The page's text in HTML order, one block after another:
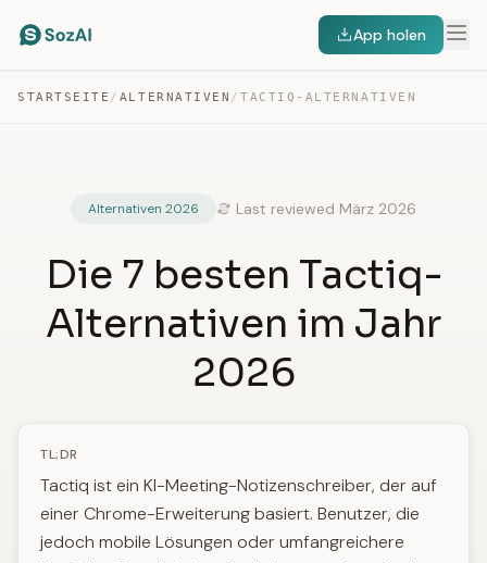
App holen
STARTSEITE / ALTERNATIVEN / TACTIQ-ALTERNATIVEN
Alternativen 2026 Last reviewed März 2026
Die 7 besten Tactiq-
Alternativen im Jahr
2026
TL;DR
Tactiq ist ein KI-Meeting-Notizenschreiber, der auf
einer Chrome-Erweiterung basiert. Benutzer, die
jedoch mobile Lösungen oder umfangreichere